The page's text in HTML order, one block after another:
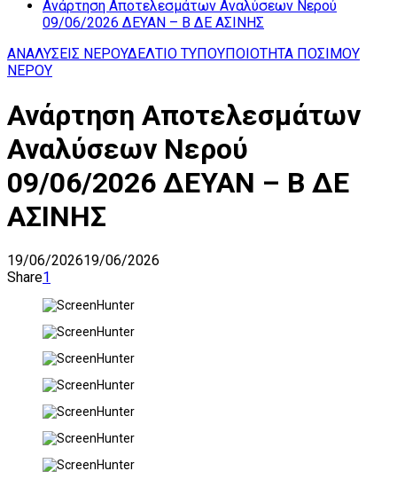
Ανάρτηση Αποτελεσμάτων Αναλύσεων Νερού
09/06/2026 ΔΕΥΑΝ – Β ΔΕ ΑΣΙΝΗΣ
ΑΝΑΛΥΣΕΙΣ ΝΕΡΟΥΔΕΛΤΙΟ ΤΥΠΟΥΠΟΙΟΤΗΤΑ ΠΟΣΙΜΟΥ
ΝΕΡΟΥ
Ανάρτηση Αποτελεσμάτων
Αναλύσεων Νερού
09/06/2026 ΔΕΥΑΝ – Β ΔΕ
ΑΣΙΝΗΣ
19/06/202619/06/2026
Share1